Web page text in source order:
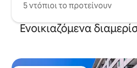
5 ντόπιοι το προτείνουν
Ενοικιαζόμενα